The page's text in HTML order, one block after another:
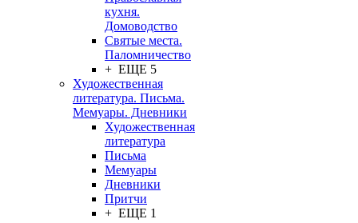
кухня.
Домоводство
Святые места.
Паломничество
+ ЕЩЕ 5
Художественная
литература. Письма.
Мемуары. Дневники
Художественная
литература
Письма
Мемуары
Дневники
Притчи
+ ЕЩЕ 1